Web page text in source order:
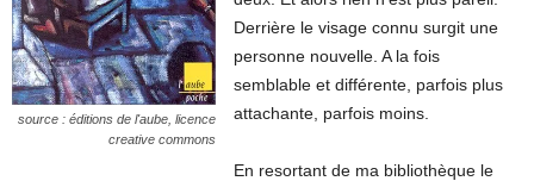
source : éditions de l'aube, licence
creative commons
Derrière le visage connu surgit une
personne nouvelle. A la fois
semblable et différente, parfois plus
attachante, parfois moins.
En resortant de ma bibliothèque le